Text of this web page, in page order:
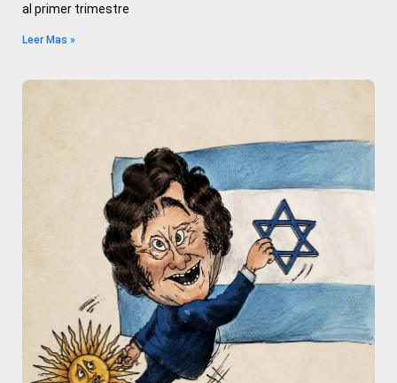
al primer trimestre
Leer Mas »